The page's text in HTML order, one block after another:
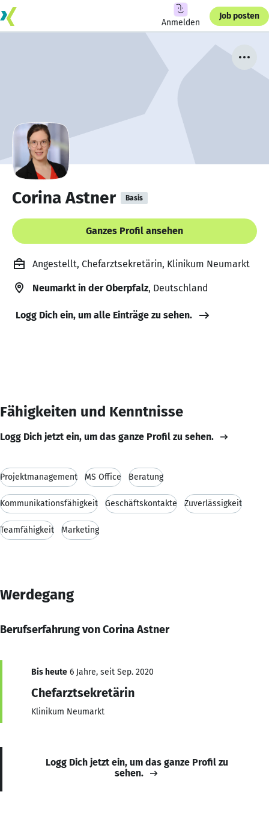
Anmelden
Job posten
Corina Astner Basis
Ganzes Profil ansehen
Angestellt, Chefarztsekretärin, Klinikum Neumarkt
Neumarkt in der Oberpfalz, Deutschland
Logg Dich ein, um alle Einträge zu sehen.
Fähigkeiten und Kenntnisse
Logg Dich jetzt ein, um das ganze Profil zu sehen.
Projektmanagement MS Office Beratung
Kommunikationsfähigkeit Geschäftskontakte Zuverlässigkeit
Teamfähigkeit Marketing
Werdegang
Berufserfahrung von Corina Astner
Bis heute 6 Jahre, seit Sep. 2020
Chefarztsekretärin
Klinikum Neumarkt
Logg Dich jetzt ein, um das ganze Profil zu
sehen.